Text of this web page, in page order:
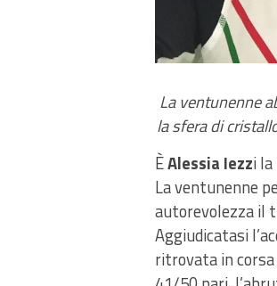
La ventunenne
la sfera di
ÈAlessia Iezzi
La ventunenne
autorevolezza il
Aggiudicatasi
ritrovata in corsa